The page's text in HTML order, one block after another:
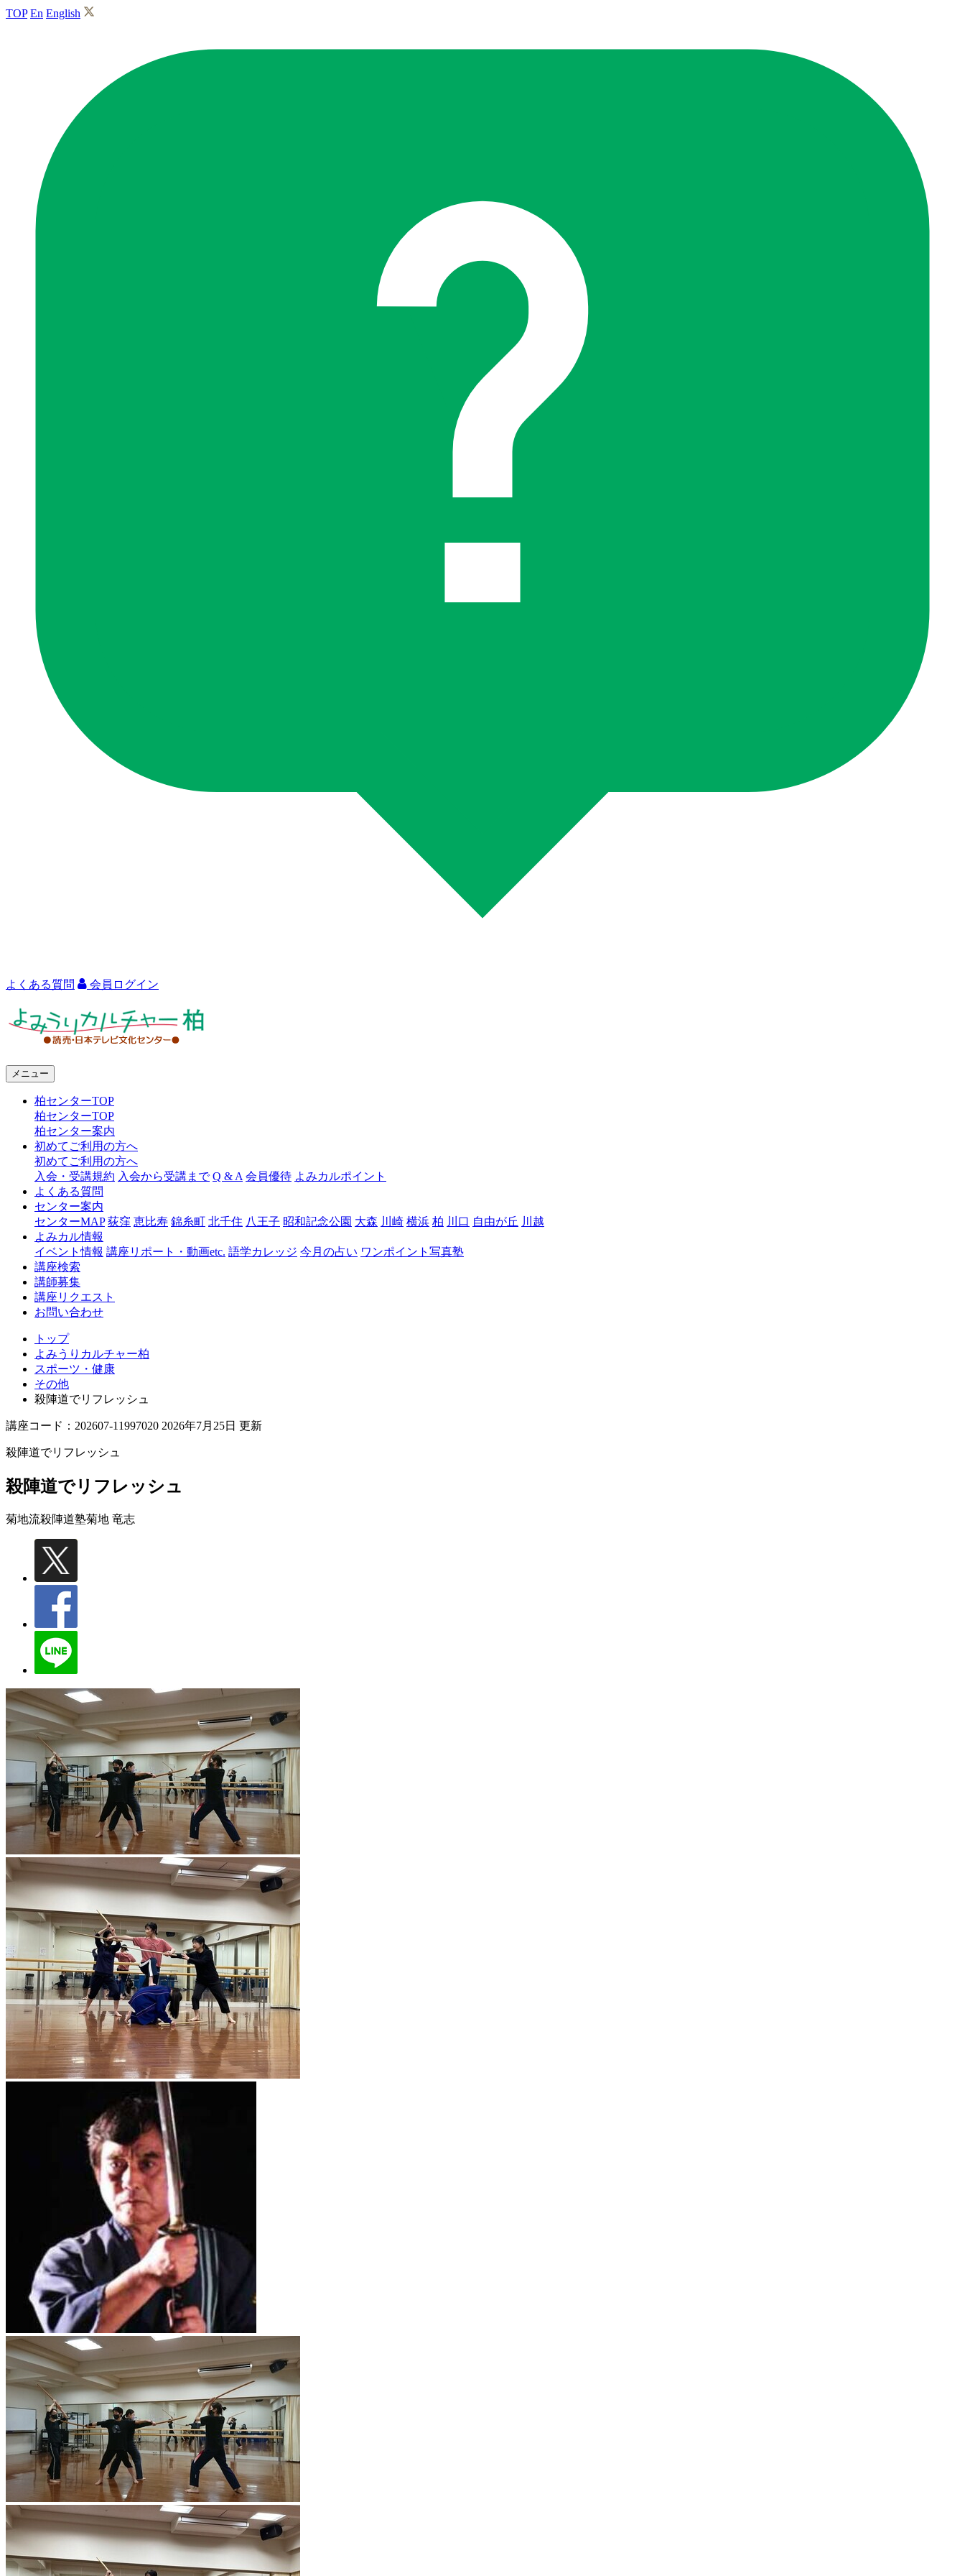
TOP En English
よくある質問 会員ログイン
ャ
柏
メニュー
柏センターTOP
柏センターTOP
柏センター案内
初めてご利用の方へ
初めてご利用の方へ
入会・受講規約 入会から受講まで Q & A 会員優待 よみカルポイント
よくある質問
センター案内
センターMAP 荻窪 恵比寿 錦糸町 北千住 八王子 昭和記念公園 大森 川崎 横浜 柏 川口 自由が丘 川越
よみカル情報
イベント情報 講座リポート・動画etc. 語学カレッジ 今月の占い ワンポイント写真塾
講座検索
講師募集
講座リクエスト
お問い合わせ
トップ
よみうりカルチャー柏
スポーツ・健康
その他
殺陣道でリフレッシュ
講座コード：202607-11997020 2026年7月25日 更新
殺陣道でリフレッシュ
殺陣道でリフレッシュ
菊地流殺陣道塾菊地 竜志